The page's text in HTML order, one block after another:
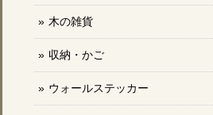
木の雑貨
収納・かご
ウォールステッカー